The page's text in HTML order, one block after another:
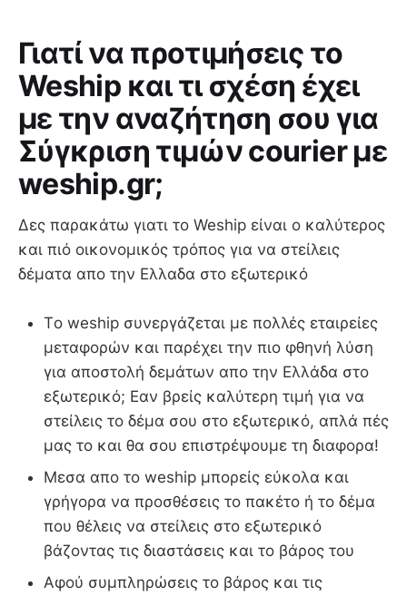
Γιατί να προτιμήσεις το
Weship και τι σχέση έχει
με την αναζήτηση σου για
Σύγκριση τιμών courier με
weship.gr;
Δες παρακάτω γιατι το Weship είναι ο καλύτερος
και πιό οικονομικός τρόπος για να στείλεις
δέματα απο την Ελλαδα στο εξωτερικό
Τo weship συνεργάζεται με πολλές εταιρείες
μεταφορών και παρέχει την πιο φθηνή λύση
για αποστολή δεμάτων απο την Ελλάδα στο
εξωτερικό; Εαν βρείς καλύτερη τιμή για να
στείλεις το δέμα σου στο εξωτερικό, απλά πές
μας το και θα σου επιστρέψουμε τη διαφορα!
Μεσα απο το weship μπορείς εύκολα και
γρήγορα να προσθέσεις το πακέτο ή το δέμα
που θέλεις να στείλεις στο εξωτερικό
βάζοντας τις διαστάσεις και το βάρος του
Αφού συμπληρώσεις το βάρος και τις